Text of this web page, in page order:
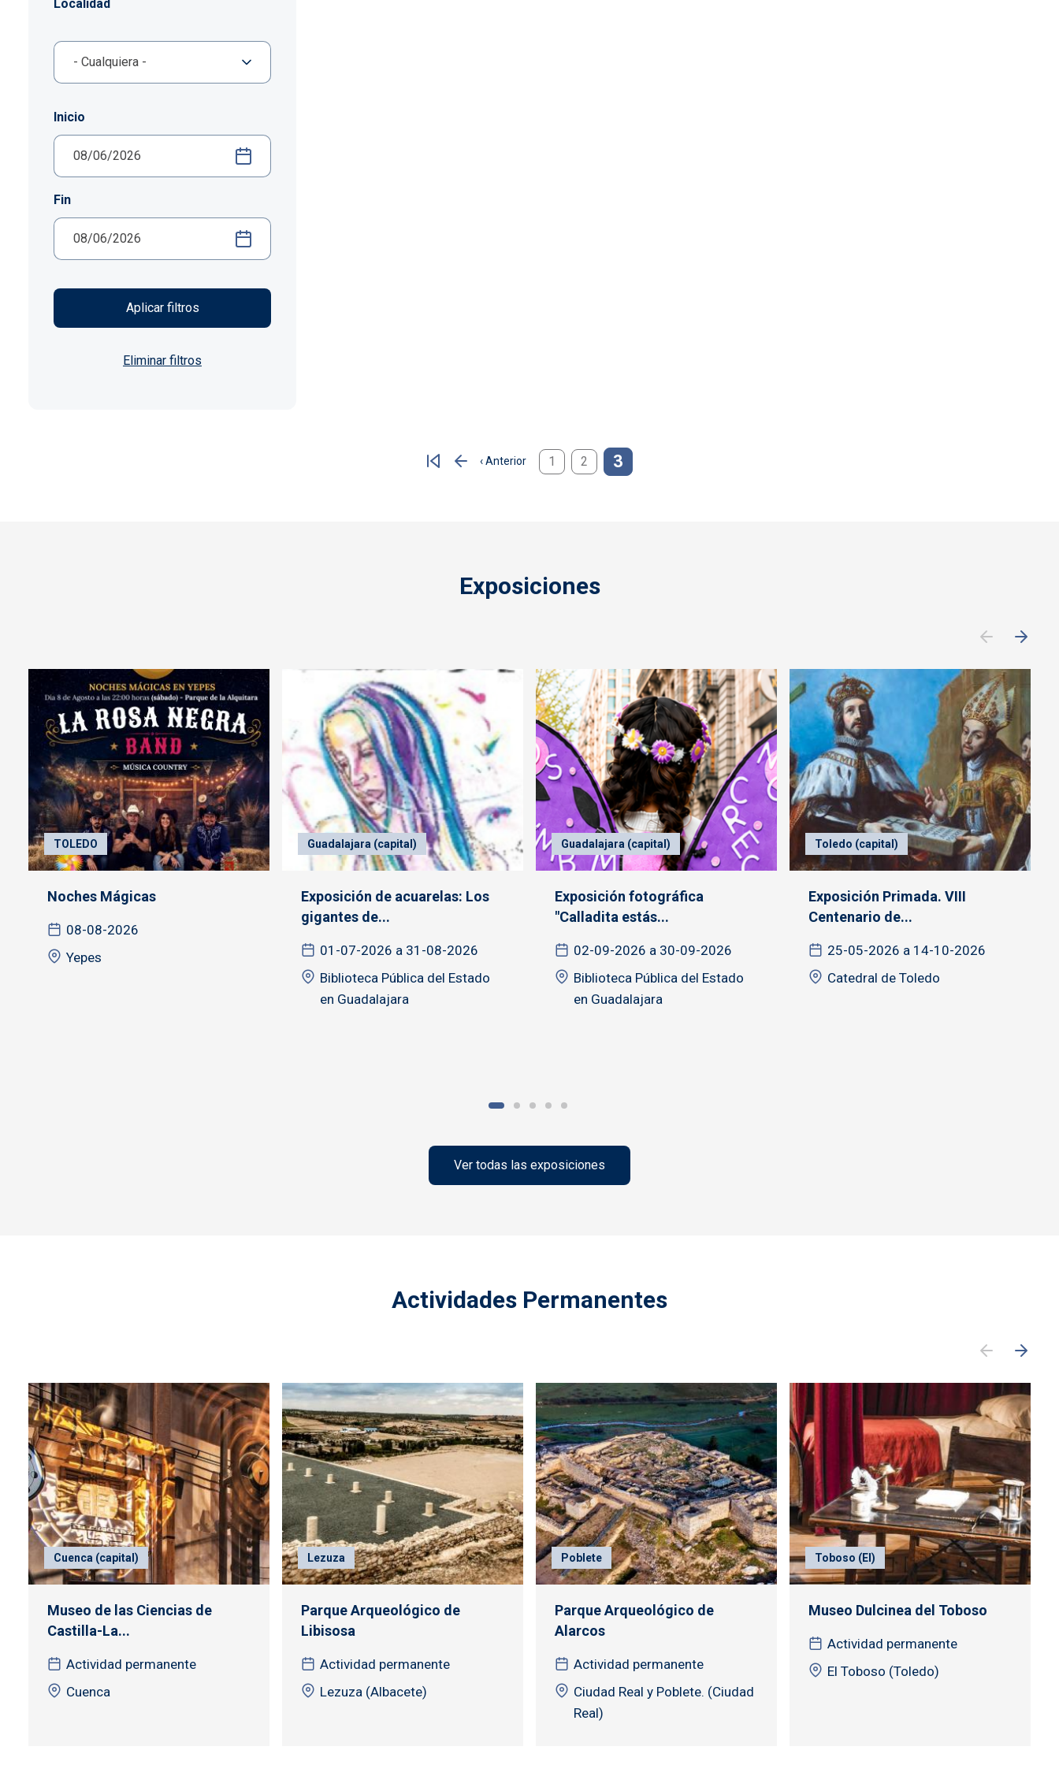
Localidad
Inicio
Fin
‹ Anterior
Página anterior
1 2 3
Exposiciones
TOLEDO
Noches Mágicas
08-08-2026
Yepes
Guadalajara (capital)
Exposición de acuarelas: Los
gigantes de...
01-07-2026 a 31-08-2026
Biblioteca Pública del Estado
en Guadalajara
Guadalajara (capital)
Exposición fotográfica
"Calladita estás...
02-09-2026 a 30-09-2026
Biblioteca Pública del Estado
en Guadalajara
Toledo (capital)
Exposición Primada. VIII
Centenario de...
25-05-2026 a 14-10-2026
Catedral de Toledo
Ver todas las exposiciones
Actividades Permanentes
Cuenca (capital)
Museo de las Ciencias de
Castilla-La...
Actividad permanente
Cuenca
Lezuza
Parque Arqueológico de
Libisosa
Actividad permanente
Lezuza (Albacete)
Poblete
Parque Arqueológico de
Alarcos
Actividad permanente
Ciudad Real y Poblete. (Ciudad
Real)
Toboso (El)
Museo Dulcinea del Toboso
Actividad permanente
El Toboso (Toledo)